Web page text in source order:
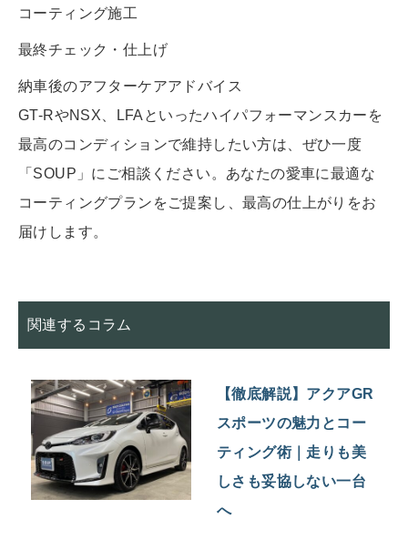
コーティング施工
最終チェック・仕上げ
納車後のアフターケアアドバイス
GT-RやNSX、LFAといったハイパフォーマンスカーを
最高のコンディションで維持したい方は、ぜひ一度
「SOUP」にご相談ください。あなたの愛車に最適な
コーティングプランをご提案し、最高の仕上がりをお
届けします。
関連するコラム
【徹底解説】アクアGR
スポーツの魅力とコー
ティング術｜走りも美
しさも妥協しない一台
へ